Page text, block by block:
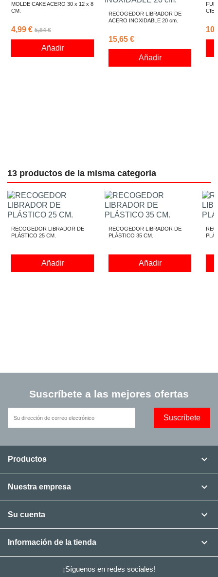
MOLDE CAKE ACERO 30 x 12 x 8
CM.
4,99 € 5,84 €
Añadir
RECOGEDOR LIBRADOR DE
ACERO INOXIDABLE 20 cm.
15,65 €
Añadir
13 productos de la misma categoria
RECOGEDOR LIBRADOR DE
PLÁSTICO 25 CM.
Añadir
RECOGEDOR LIBRADOR DE
PLÁSTICO 35 CM.
Añadir
Suscríbete a las mejores ofertas
Productos 
Nuestra empresa 
Su cuenta 
Información de la tienda 
¡Síguenos en redes sociales!